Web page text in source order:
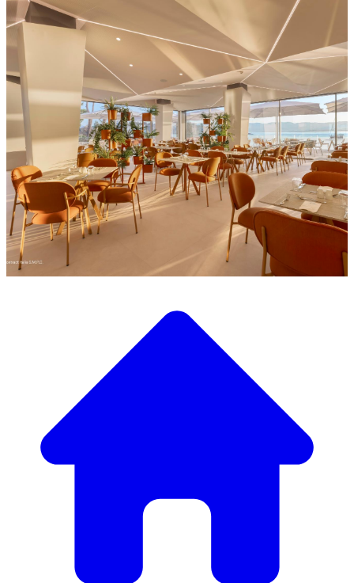
Découvrez notre large sélection de mobilier design
Notre Catalogue de
Mobilier
luxe, nous avons tout ce qu’il faut pour créer l’ambiance